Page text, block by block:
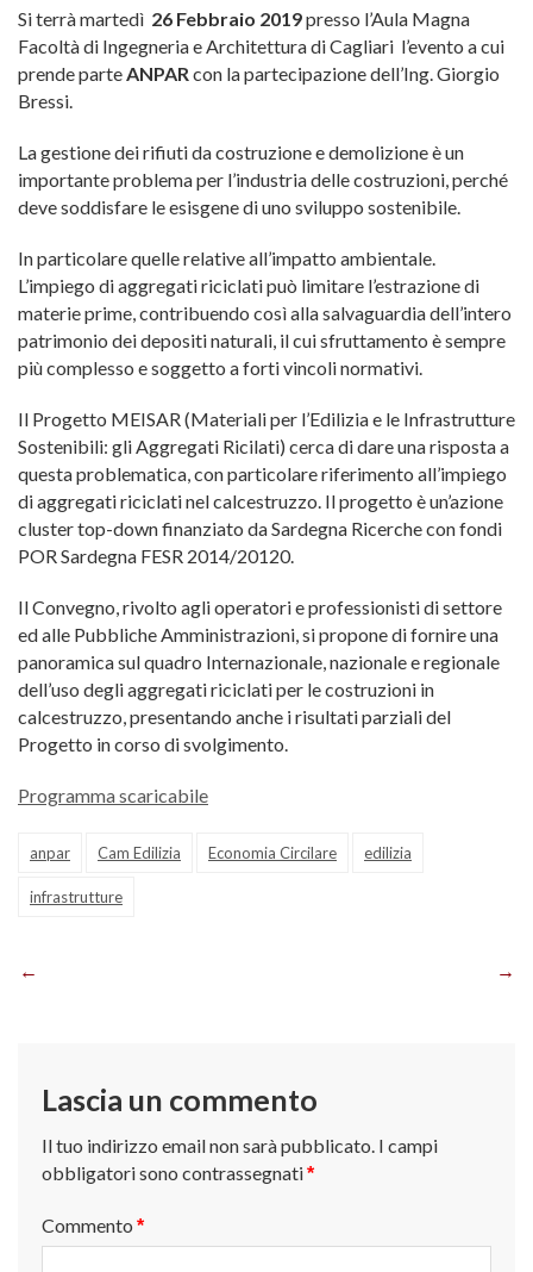
Si terrà martedì 26 Febbraio 2019presso l’Aula Magna
Facoltà di Ingegneria e Architettura di Cagliari l’evento a cui
prende parteANPARcon la partecipazione dell’Ing. Giorgio
Bressi.
La gestione dei rifiuti da costruzione e demolizione è un
importante problema per l’industria delle costruzioni, perché
deve soddisfare le esisgene di uno sviluppo sostenibile.
In particolare quelle relative all’impatto ambientale.
L’impiego di aggregati riciclati può limitare l’estrazione di
materie prime, contribuendo così alla salvaguardia dell’intero
patrimonio dei depositi naturali, il cui sfruttamento è sempre
più complesso e soggetto a forti vincoli normativi.
Il Progetto MEISAR (Materiali per l’Edilizia e le Infrastrutture
Sostenibili: gli Aggregati Ricilati) cerca di dare una risposta a
questa problematica, con particolare riferimento all’impiego
di aggregati riciclati nel calcestruzzo. Il progetto è un’azione
cluster top-down finanziato da Sardegna Ricerche con fondi
POR Sardegna FESR 2014/20120.
Il Convegno, rivolto agli operatori e professionisti di settore
ed alle Pubbliche Amministrazioni, si propone di fornire una
panoramica sul quadro Internazionale, nazionale e regionale
dell’uso degli aggregati riciclati per le costruzioni in
calcestruzzo, presentando anche i risultati parziali del
Progetto in corso di svolgimento.
Programma scaricabile
anpar Cam Edilizia Economia Circilare edilizia
infrastrutture
Navigazione
Lascia un commento
Il tuo indirizzo email non sarà pubblicato. I campi
obbligatori sono contrassegnati*
Commento *